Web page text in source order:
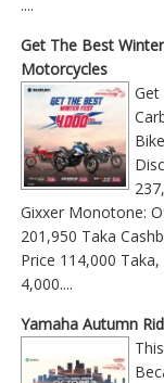
....
Get The Best
Motorcycles
Get
Gixxer Monotone:
201,950 Taka
Price 114,000
4,000....
Yamaha Autumn